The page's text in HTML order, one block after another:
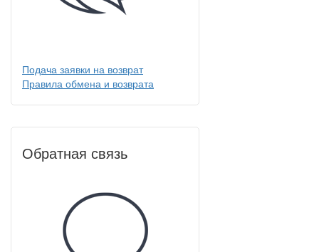
Подача заявки на возврат
Правила обмена и возврата
Обратная связь